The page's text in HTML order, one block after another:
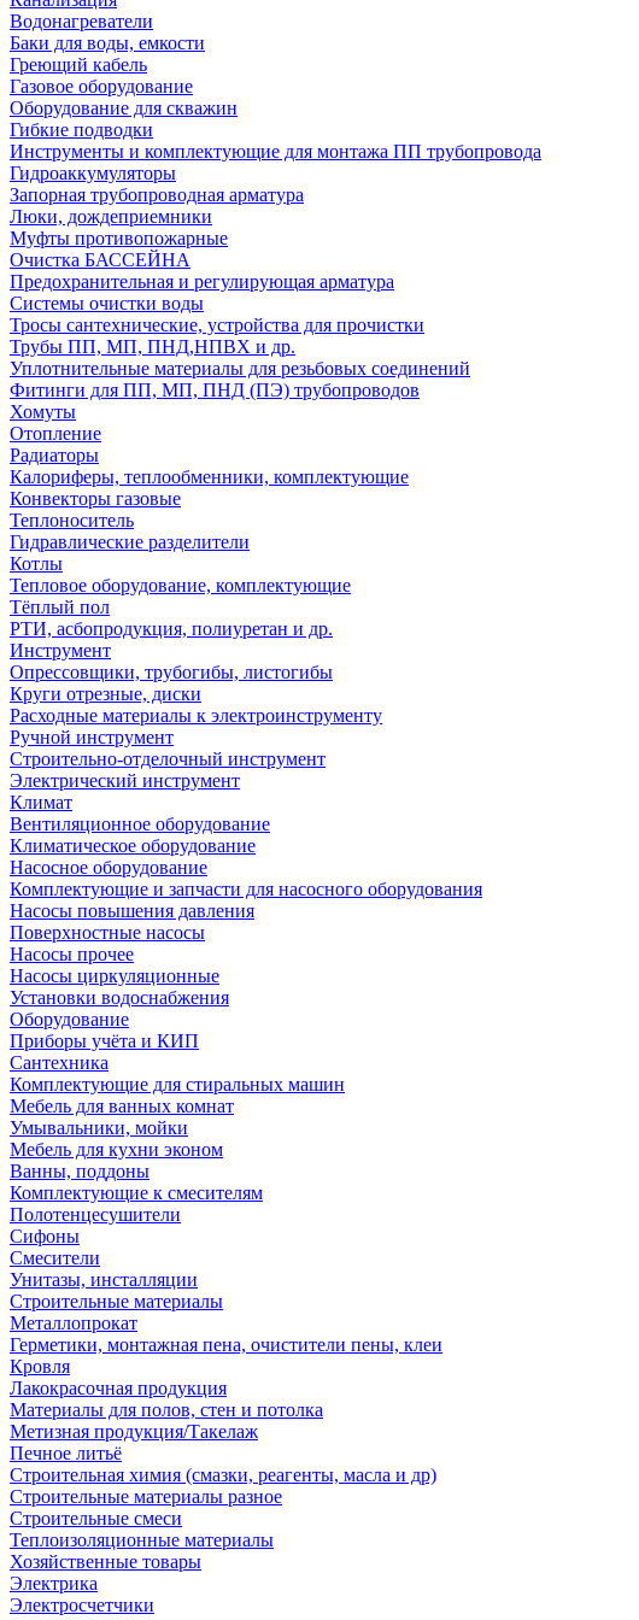
Водонагреватели
Баки для воды, емкости
Греющий кабель
Газовое оборудование
Оборудование для скважин
Гибкие подводки
Инструменты и комплектующие для монтажа ПП трубопровода
Гидроаккумуляторы
Запорная трубопроводная арматура
Люки, дождеприемники
Муфты противопожарные
Очистка БАССЕЙНА
Предохранительная и регулирующая арматура
Системы очистки воды
Тросы сантехнические, устройства для прочистки
Трубы ПП, МП, ПНД,НПВХ и др.
Уплотнительные материалы для резьбовых соединений
Фитинги для ПП, МП, ПНД (ПЭ) трубопроводов
Хомуты
Отопление
Радиаторы
Калориферы, теплообменники, комплектующие
Конвекторы газовые
Теплоноситель
Гидравлические разделители
Котлы
Тепловое оборудование, комплектующие
Тёплый пол
РТИ, асбопродукция, полиуретан и др.
Инструмент
Опрессовщики, трубогибы, листогибы
Круги отрезные, диски
Расходные материалы к электроинструменту
Ручной инструмент
Строительно-отделочный инструмент
Электрический инструмент
Климат
Вентиляционное оборудование
Климатическое оборудование
Насосное оборудование
Комплектующие и запчасти для насосного оборудования
Насосы повышения давления
Поверхностные насосы
Насосы прочее
Насосы циркуляционные
Установки водоснабжения
Оборудование
Приборы учёта и КИП
Сантехника
Комплектующие для стиральных машин
Мебель для ванных комнат
Умывальники, мойки
Мебель для кухни эконом
Ванны, поддоны
Комплектующие к смесителям
Полотенцесушители
Сифоны
Смесители
Унитазы, инсталляции
Строительные материалы
Металлопрокат
Герметики, монтажная пена, очистители пены, клеи
Кровля
Лакокрасочная продукция
Материалы для полов, стен и потолка
Метизная продукция/Такелаж
Печное литьё
Строительная химия (смазки, реагенты, масла и др)
Строительные материалы разное
Строительные смеси
Теплоизоляционные материалы
Хозяйственные товары
Электрика
Электросчетчики